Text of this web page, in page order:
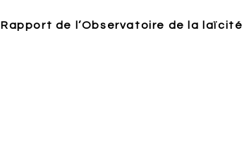
Rapport de l’Observatoire de la laïcité